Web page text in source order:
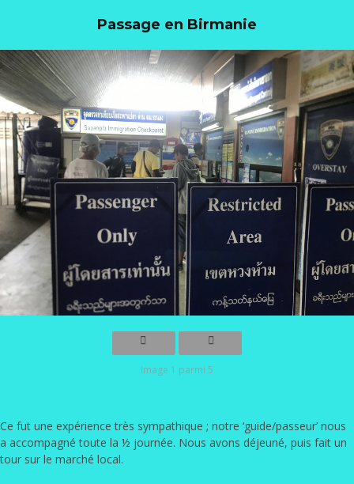
Passage en Birmanie
Image 1 parmi 5
Ce fut une expérience très sympathique ; notre ‘guide/passeur’ nous
a accompagné toute la ½ journée. Nous avons déjeuné, puis fait un
tour sur le marché local.